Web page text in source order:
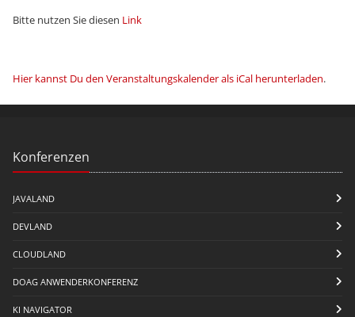
Bitte nutzen Sie diesen Link
Hier kannst Du den Veranstaltungskalender als iCal herunterladen.
Konferenzen
JAVALAND
DEVLAND
CLOUDLAND
DOAG ANWENDERKONFERENZ
KI NAVIGATOR